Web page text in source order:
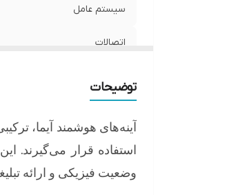
سیستم عامل
اتصالات
توضیحات
آینههای هوشمند آیما،
استفاده قرار میگیرند. این
وضعیت فیزیکی و ارائه